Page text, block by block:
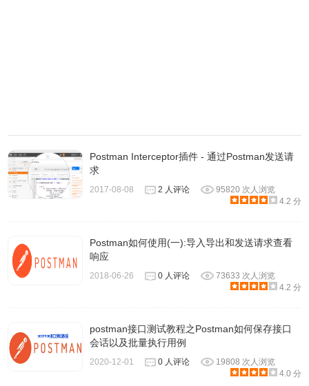
Postman Interceptor插件 - 通过Postman发送请
求
2017-08-08 2 人评论
95820 次人浏览
4.2 分
Postman如何使用(一):导入导出和发送请求查看
响应
2018-06-26 0 人评论
73633 次人浏览
4.2 分
postman接口测试教程之Postman如何保存接口
会话以及批量执行用例
2020-12-01 0 人评论
19808 次人浏览
4.0 分